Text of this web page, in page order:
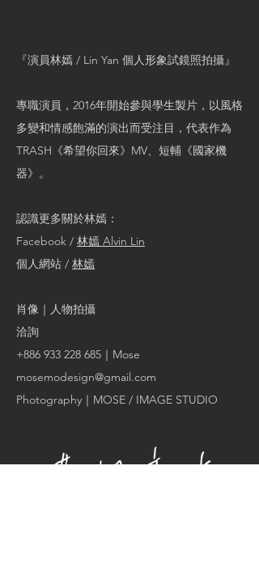
『演員林嫣 / Lin Yan 個人形象試鏡照拍攝』
專職演員，2016年開始參與學生製片，以風格
多變和情感飽滿的演出而受注目，代表作為
TRASH《希望你回來》MV、短輔《國家機
器》。
認識更多關於林嫣：
Facebook / 林嫣 Alvin Lin
個人網站 / 林嫣
肖像｜人物拍攝
洽詢
+886 933 228 685 ｜Mose
mosemodesign@gmail.com
Photography｜ MOSE / IMAGE STUDIO